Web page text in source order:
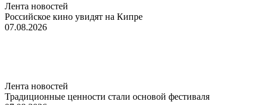
Лента новостей
Российское кино увидят на Кипре
07.08.2026
Лента новостей
Традиционные ценности стали основой фестиваля